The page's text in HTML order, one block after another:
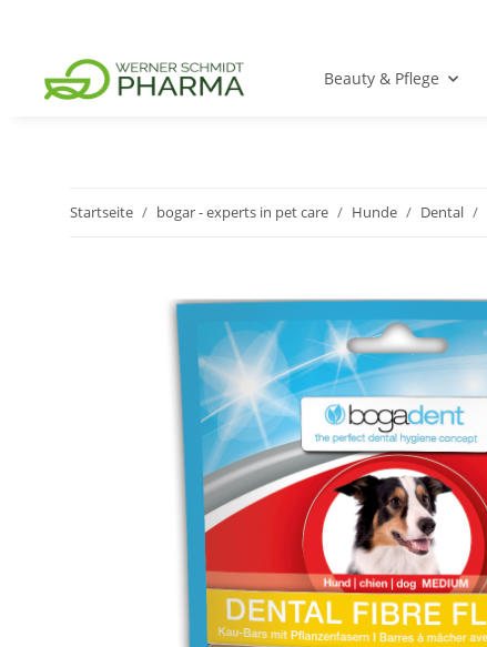
Beauty & Pflege
Startseite bogar - experts in pet care Hunde Dental